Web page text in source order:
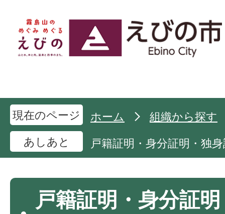
現在のページ ホーム
組織から探す
あしあと
戸籍証明・身分証明・独
戸籍証明・身分証